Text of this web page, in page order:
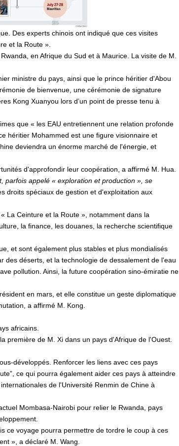
Des experts chinois ont indiqué que ces visites
et la Route ».
en Afrique du Sud et à Maurice. La visite de M.
ministre du pays, ainsi que le prince héritier d'Abou
de bienvenue, une cérémonie de signature
Kong Xuanyou lors d’un point de presse tenu à
que « les EAU entretiennent une relation profonde
héritier Mohammed est une figure visionnaire et
deviendra un énorme marché de l'énergie, et
d'approfondir leur coopération, a affirmé M. Hua.
parfois appelé « exploration et production », se
droits spéciaux de gestion et d'exploitation aux
La Ceinture et la Route », notamment dans la
la finance, les douanes, la recherche scientifique
et sont également plus stables et plus mondialisés
des déserts, et la technologie de dessalement de l'eau
pollution. Ainsi, la future coopération sino-émiratie ne
en mars, et elle constitue un geste diplomatique
a affirmé M. Kong.
africains.
première de M. Xi dans un pays d'Afrique de l'Ouest.
développés. Renforcer les liens avec ces pays
ce qui pourra également aider ces pays à atteindre
de l'Université Renmin de Chine à
Mombasa-Nairobi pour relier le Rwanda, pays
ce voyage pourra permettre de tordre le coup à ces
», a déclaré M. Wang.